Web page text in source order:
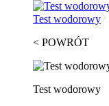
Test wodorowy
< POWRÓT
Test wodorowy